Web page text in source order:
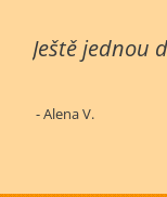
Ještě jednou
- Alena V.